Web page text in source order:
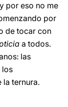
por eso no me
por
de tocar con
a todos.
las
los
la ternura.